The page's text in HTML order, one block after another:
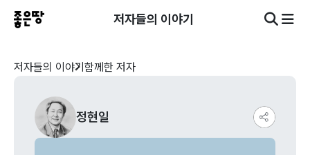
저자들의 이야기
저자들의 이야기 함께한 저자
정현일